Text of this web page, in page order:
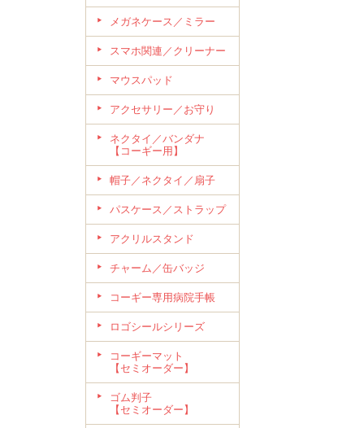
メガネケース／ミラー
スマホ関連／クリーナー
マウスパッド
アクセサリー／お守り
ネクタイ／バンダナ
【コーギー用】
帽子／ネクタイ／扇子
パスケース／ストラップ
アクリルスタンド
チャーム／缶バッジ
コーギー専用病院手帳
ロゴシールシリーズ
コーギーマット
【セミオーダー】
ゴム判子
【セミオーダー】